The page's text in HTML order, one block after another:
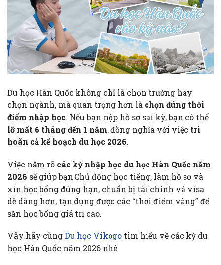
Du học Hàn Quốc không chỉ là chọn trường hay
chọn ngành, mà quan trọng hơn là chọn đúng thời
điểm nhập học. Nếu bạn nộp hồ sơ sai kỳ, bạn có thể
lỡ mất 6 tháng đến 1 năm, đồng nghĩa với việc trì
hoãn cả kế hoạch du học 2026.
Việc nắm rõ các kỳ nhập học du học Hàn Quốc năm
2026 sẽ giúp bạn:Chủ động học tiếng, làm hồ sơ và
xin học bổng đúng hạn, chuẩn bị tài chính và visa
dễ dàng hơn, tận dụng được các “thời điểm vàng” để
săn học bổng giá trị cao.
Vậy hãy cùngDu học Vikogo tìm hiểu về các kỳ du
học Hàn Quốc năm 2026 nhé